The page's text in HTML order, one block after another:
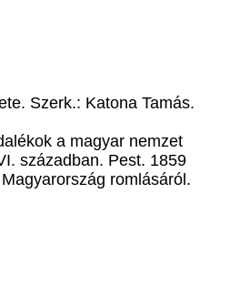
Szerk.: Katona Tamás.
a magyar nemzet
században. Pest. 1859
romlásáról.